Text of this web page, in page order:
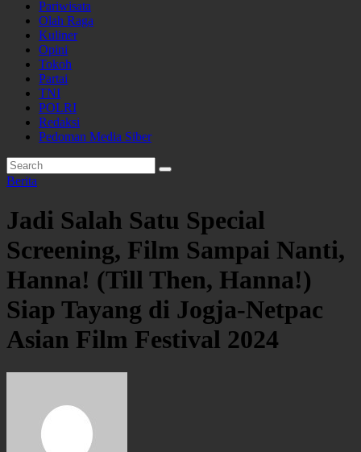
Pariwisata
Olah Raga
Kuliner
Opini
Tokoh
Partai
TNI
POLRI
Redaksi
Pedoman Media Siber
Berita
Jadi Salah Satu Special
Screening, Film Sampai Nanti,
Hanna! (Till Then, Hanna!)
Siap Tayang di Jogja-Netpac
Asian Film Festival 2024